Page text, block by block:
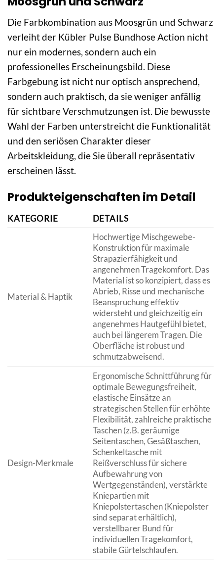
Die Farbkombination aus Moosgrün und Schwarz
verleiht der Kübler Pulse Bundhose Action nicht
nur ein modernes, sondern auch ein
professionelles Erscheinungsbild. Diese
Farbgebung ist nicht nur optisch ansprechend,
sondern auch praktisch, da sie weniger anfällig
für sichtbare Verschmutzungen ist. Die bewusste
Wahl der Farben unterstreicht die Funktionalität
und den seriösen Charakter dieser
Arbeitskleidung, die Sie überall repräsentativ
erscheinen lässt.
Produkteigenschaften im Detail
KATEGORIE DETAILS
Material & Haptik
Hochwertige Mischgewebe-
Konstruktion für maximale
Strapazierfähigkeit und
angenehmen Tragekomfort. Das
Material ist so konzipiert, dass es
Abrieb, Risse und mechanische
Beanspruchung effektiv
widersteht und gleichzeitig ein
angenehmes Hautgefühl bietet,
auch bei längerem Tragen. Die
Oberfläche ist robust und
schmutzabweisend.
Design-Merkmale
Ergonomische Schnittführung für
optimale Bewegungsfreiheit,
elastische Einsätze an
strategischen Stellen für erhöhte
Flexibilität, zahlreiche praktische
Taschen (z.B. geräumige
Seitentaschen, Gesäßtaschen,
Schenkeltasche mit
Reißverschluss für sichere
Aufbewahrung von
Wertgegenständen), verstärkte
Kniepartien mit
Kniepolstertaschen (Kniepolster
sind separat erhältlich),
verstellbarer Bund für
individuellen Tragekomfort,
stabile Gürtelschlaufen.